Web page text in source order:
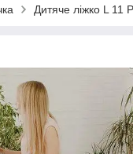
Дитяче ліжко L 11